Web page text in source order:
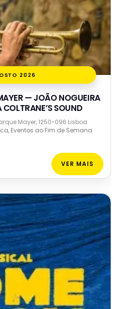
2026
— JOÃO NOGUEIRA
SOUND
Mayer, 1250-096 Lisboa
Eventos ao Fim de Semana
VER MAIS